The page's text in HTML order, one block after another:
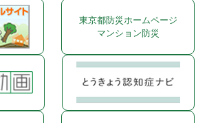
東京都防災ホームページ
マンション防災